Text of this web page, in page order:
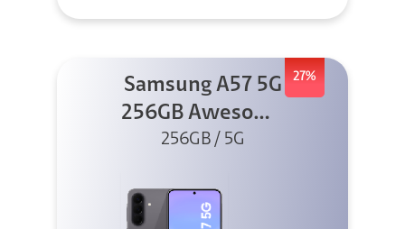
27%
Samsung A57 5G
256GB Awesome
Gray
256GB / 5G